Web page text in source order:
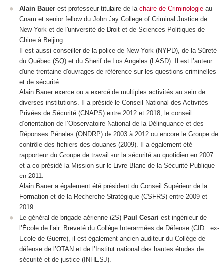
Alain Bauer est professeur titulaire de la chaire de Criminologie au
Cnam et senior fellow du John Jay College of Criminal Justice de
New-York et de l'université de Droit et de Sciences Politiques de
Chine à Beijing.
Il est aussi conseiller de la police de New-York (NYPD), de la Sûreté
du Québec (SQ) et du Sherif de Los Angeles (LASD). Il est l’auteur
d'une trentaine d'ouvrages de référence sur les questions criminelles
et de sécurité.
Alain Bauer exerce ou a exercé de multiples activités au sein de
diverses institutions. Il a présidé le Conseil National des Activités
Privées de Sécurité (CNAPS) entre 2012 et 2018, le conseil
d’orientation de l’Observatoire National de la Délinquance et des
Réponses Pénales (ONDRP) de 2003 à 2012 ou encore le Groupe de
contrôle des fichiers des douanes (2009). Il a également été
rapporteur du Groupe de travail sur la sécurité au quotidien en 2007
et a co-présidé la Mission sur le Livre Blanc de la Sécurité Publique
en 2011.
Alain Bauer a également été président du Conseil Supérieur de la
Formation et de la Recherche Stratégique (CSFRS) entre 2009 et
2019.
Le général de brigade aérienne (2S) Paul Cesari est ingénieur de
l’École de l’air. Breveté du Collège Interarmées de Défense (CID : ex-
Ecole de Guerre), il est également ancien auditeur du Collège de
défense de l’OTAN et de l’Institut national des hautes études de
sécurité et de justice (INHESJ).